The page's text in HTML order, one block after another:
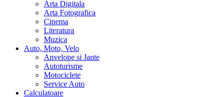
Arta Digitala
Arta Fotografica
Cinema
Literatura
Muzica
Auto, Moto, Velo
Anvelope si Jante
Autoturisme
Motociclete
Service Auto
Calculatoare